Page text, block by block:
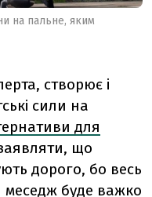
на пальне, яким
створює і
сили на
для
що
дорого, бо весь
меседж буде важко